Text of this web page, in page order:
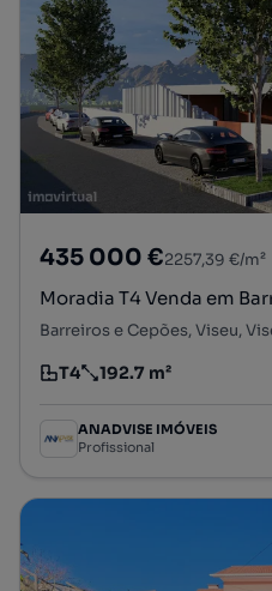
435 000 €2257,39 €/m²
Moradia T4 Venda em
Barreiros e Cepões, Viseu,
Tipologia
T4
Preço por metro quadrado
192.7 m²
ANADVISE IMÓVEIS
Profissional